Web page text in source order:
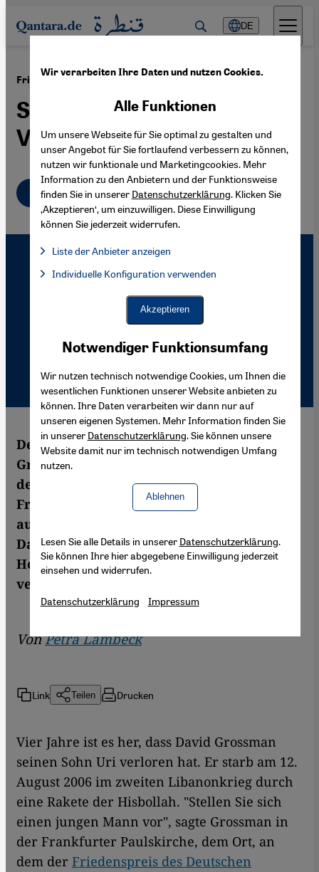
Direkt zum Inhalt springen
DE
Friedenspreis für David Grossmann ·16.10.2010
Schreiben gegen die
Vergeltungsmechanik
Deutsch
Der israelische Schriftsteller David
Grossman ist am vergangenen Sonntag in
der Frankfurter Paulskirche mit dem
Friedenspreis des Deutschen Buchhandels
ausgezeichnet worden. In seiner
Dankesrede erklärte er, warum er die
Hoffnung auf Frieden in seinem Land nicht
verliert.
VonPetra Lambeck
Link Teilen Drucken
Vier Jahre ist es her, dass David Grossman
seinen Sohn Uri verloren hat. Er starb am 12.
August 2006 im zweiten Libanonkrieg durch
eine Rakete der Hisbollah. "Stellen Sie sich
einen jungen Mann vor", sagte Grossman in
der Frankfurter Paulskirche, dem Ort, an
dem der Friedenspreis des Deutschen
Wir verarbeiten Ihre Daten und nutzen Cookies.
Notwendiger Funktionsumfang
Wir nutzen technisch notwendige Cookies, um Ihnen die
wesentlichen Funktionen unserer Website anbieten zu
können. Ihre Daten verarbeiten wir dann nur auf
unseren eigenen Systemen. Mehr Information finden Sie
in unserer Datenschutzerklärung. Sie können unsere
Website damit nur im technisch notwendigen Umfang
nutzen.
Ablehnen
Alle Funktionen
Um unsere Webseite für Sie optimal zu gestalten und
unser Angebot für Sie fortlaufend verbessern zu können,
nutzen wir funktionale und Marketingcookies. Mehr
Information zu den Anbietern und der Funktionsweise
finden Sie in unserer Datenschutzerklärung. Klicken Sie
‚Akzeptieren‘, um einzuwilligen. Diese Einwilligung
können Sie jederzeit widerrufen.
Liste der Anbieter anzeigen
Facebook Embed / Facebook Connect, Google Maps Embed,
Facebook Embed / Facebook Connect
Google Maps Embed
Individuelle Konfiguration verwenden
Akzeptieren
Lesen Sie alle Details in unserer Datenschutzerklärung.
Sie können Ihre hier abgegebene Einwilligung jederzeit
einsehen und widerrufen.
Datenschutzerklärung Impressum